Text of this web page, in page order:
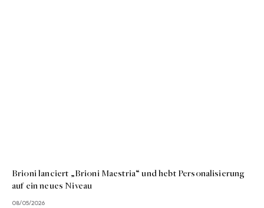
Brioni lanciert „Brioni Maestria“ und hebt Personalisierung
auf ein neues Niveau
08/05/2026